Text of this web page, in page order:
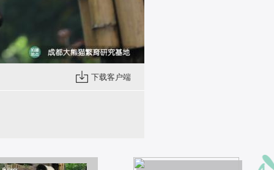
下载客户端